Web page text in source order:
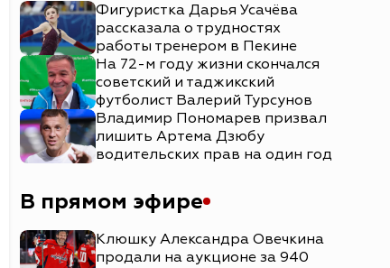
Фигуристка Дарья Усачёва
рассказала о трудностях
работы тренером в Пекине
На 72-м году жизни скончался
советский и таджикский
футболист Валерий Турсунов
Владимир Пономарев призвал
лишить Артема Дзюбу
водительских прав на один год
В прямом эфире
Клюшку Александра Овечкина
продали на аукционе за 940